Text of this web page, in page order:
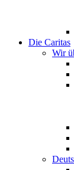
Die Caritas
Wir